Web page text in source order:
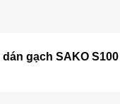
dán gạch SAKO